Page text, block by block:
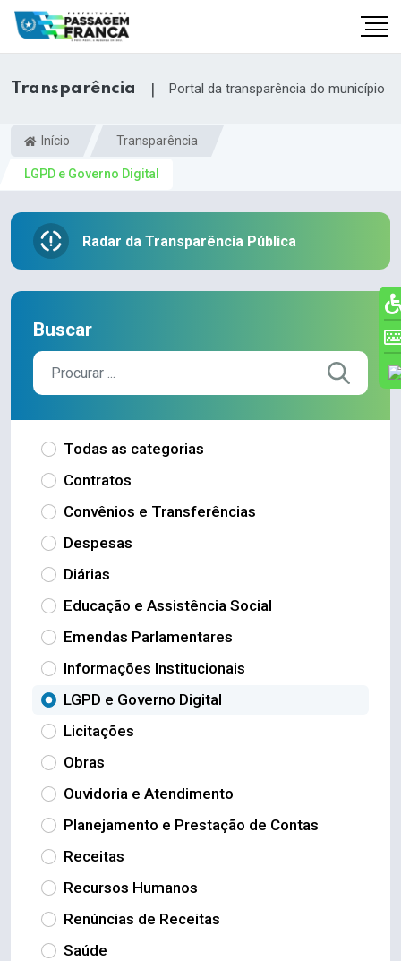
Transparência | Portal da transparência do município
Início Transparência
LGPD e Governo Digital
Radar da Transparência Pública
Buscar
Todas as categorias
Contratos
Convênios e Transferências
Despesas
Diárias
Educação e Assistência Social
Emendas Parlamentares
Informações Institucionais
LGPD e Governo Digital
Licitações
Obras
Ouvidoria e Atendimento
Planejamento e Prestação de Contas
Receitas
Recursos Humanos
Renúncias de Receitas
Saúde